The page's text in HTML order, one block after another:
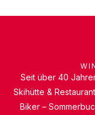
Seit über 40
Skihütte &
Biker –